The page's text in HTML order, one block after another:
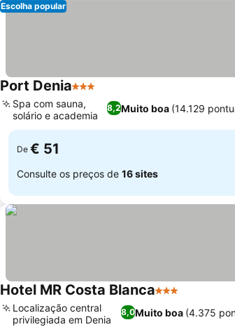
Escolha popular
Port Denia3 Estrelas
8,2Muito boa (14.129
Spa com sauna,
solário e academia
De € 51
Consulte os preços de 16 sites
Hotel MR Costa Blanca3 Estrelas
8,0Muito boa (4.375
Localização central
privilegiada em Denia